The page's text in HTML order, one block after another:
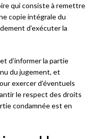
qui consiste à remettre
copie intégrale du
d’exécuter la
d’informer la partie
du jugement, et
exercer d’éventuels
le respect des droits
condamnée est en